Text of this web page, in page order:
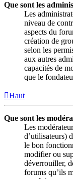
Que sont les
Les
niveau de
aspects du
création de
selon les
aux autres
capacités de
que le
Haut
Que sont les
Les
d’utilisateurs)
le bon
modifier ou
déverrouiller,
forums qu’ils